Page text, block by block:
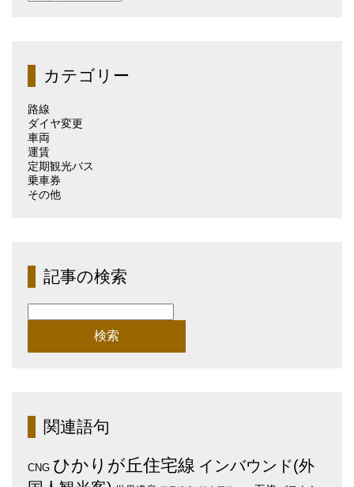
（月
別）カテゴリー
路線
ダイヤ変更
車両
運賃
定期観光バス
乗車券
その他
記事の検索
索:
関連語句
CNG ひかりが丘住宅線 インバウンド(外